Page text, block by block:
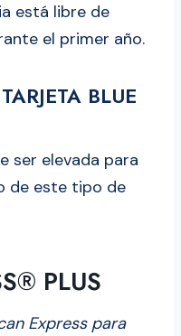
está libre de
el primer año.
BLUE
ser elevada para
de este tipo de
PLUS
Express para